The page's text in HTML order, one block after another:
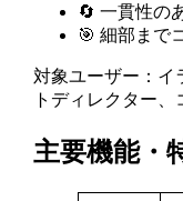
🔄 一貫性の
🎯 細部まで
対象ユーザー：イ
トディレクター
主要機能・